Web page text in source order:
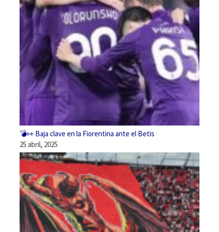
💣👀 Baja clave en la Fiorentina ante el Betis
25 abril, 2025